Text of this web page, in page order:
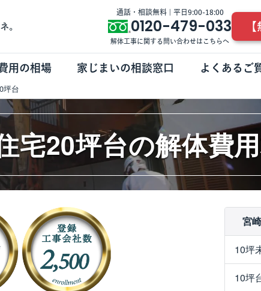
通話・相談無料 | 平日9:00-18:00
0120-479-033
解体工事に関する問い合わせはこちらへ
用の相場 家じまいの相談窓口 よくあるご
坪台
宅20坪台の解体費
宮
10坪
10坪